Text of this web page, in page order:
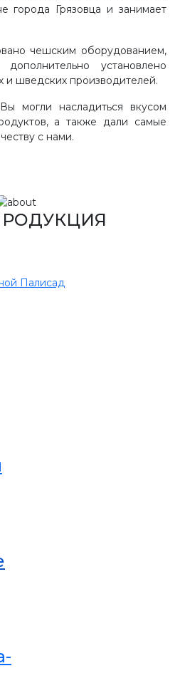
города Грязовца и занимает
чешским оборудованием,
установлено
и шведских производителей.
могли насладиться вкусом
а также дали самые
с нами.